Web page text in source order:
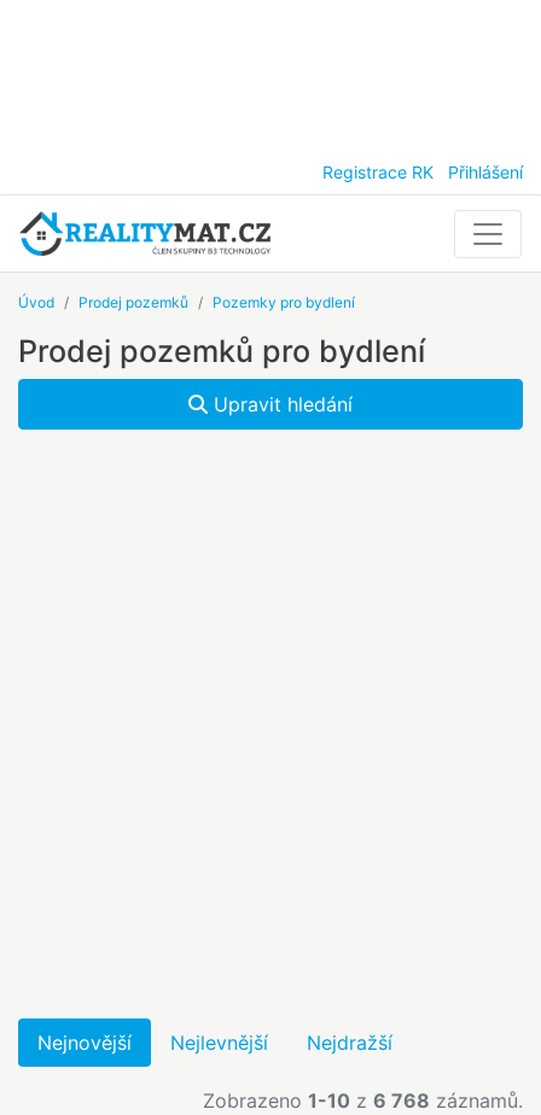
Registrace RK Přihlášení
Úvod Prodej pozemků Pozemky pro bydlení
Prodej pozemků pro bydlení
Upravit hledání
Nejnovější Nejlevnější Nejdražší
Zobrazeno 1-10 z 6 768 záznamů.